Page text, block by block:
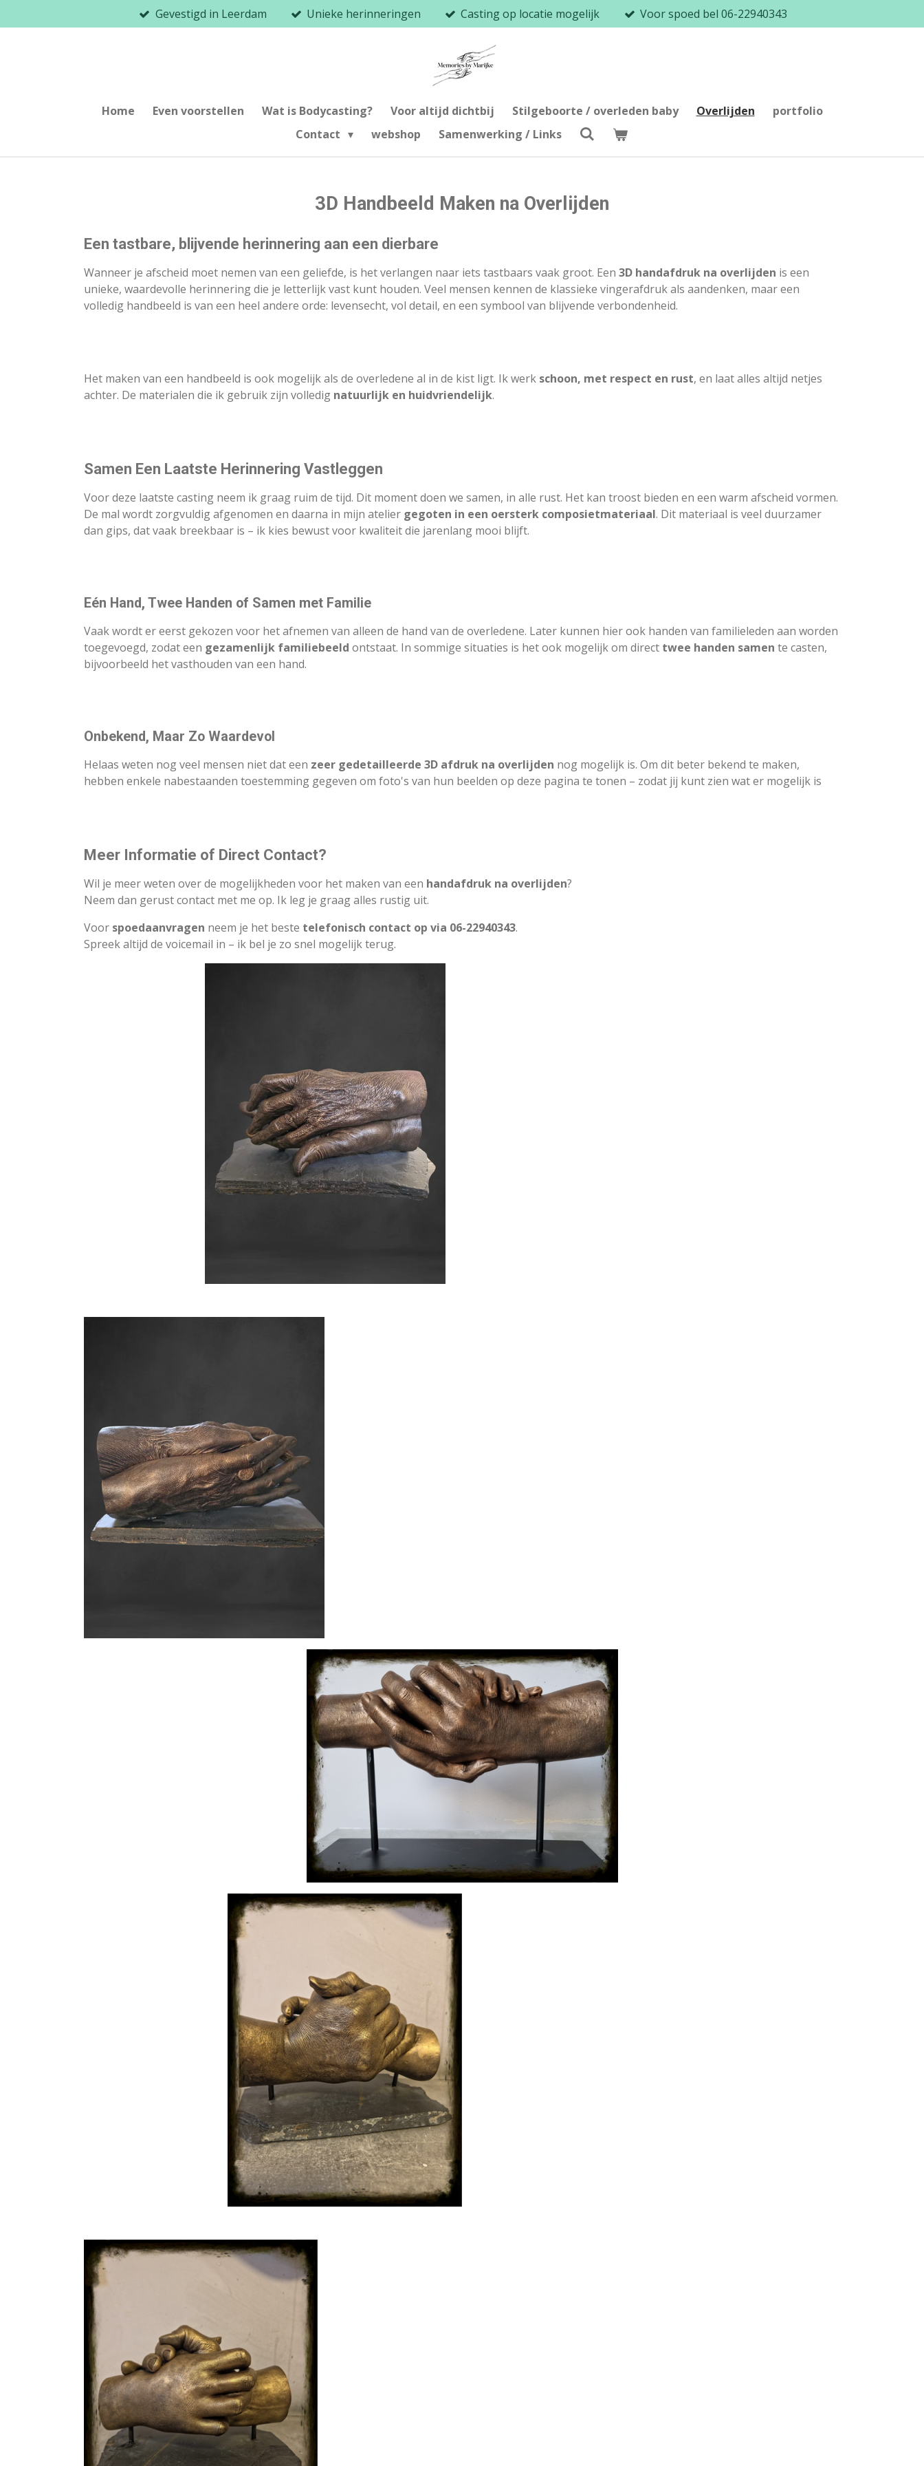
direct
Gevestigd in Leerdam Unieke herinneringen Casting op locatie mogelijk Voor spoed bel 06-22940343
Home Even voorstellen Wat is Bodycasting? Voor altijd dichtbij Stilgeboorte / overleden baby Overlijden
portfolio
Contact
webshop Samenwerking / Links
3D Handbeeld Maken na Overlijden
Een tastbare, blijvende herinnering aan een dierbare
Wanneer je afscheid moet nemen van een geliefde, is het verlangen naar iets tastbaars vaak groot. Een 3D handafdruk na overlijden is een
unieke, waardevolle herinnering die je letterlijk vast kunt houden. Veel mensen kennen de klassieke vingerafdruk als aandenken, maar een
volledig handbeeld is van een heel andere orde: levensecht, vol detail, en een symbool van blijvende verbondenheid.
Het maken van een handbeeld is ook mogelijk als de overledene al in de kist ligt. Ik werk schoon, met respect en rust, en laat alles altijd netjes
achter. De materialen die ik gebruik zijn volledig natuurlijk en huidvriendelijk.
Samen Een Laatste Herinnering Vastleggen
Voor deze laatste casting neem ik graag ruim de tijd. Dit moment doen we samen, in alle rust. Het kan troost bieden en een warm afscheid vormen.
De mal wordt zorgvuldig afgenomen en daarna in mijn atelier gegoten in een oersterk composietmateriaal. Dit materiaal is veel duurzamer
dan gips, dat vaak breekbaar is – ik kies bewust voor kwaliteit die jarenlang mooi blijft.
Eén Hand, Twee Handen of Samen met Familie
Vaak wordt er eerst gekozen voor het afnemen van alleen de hand van de overledene. Later kunnen hier ook handen van familieleden aan worden
toegevoegd, zodat een gezamenlijk familiebeeld ontstaat. In sommige situaties is het ook mogelijk om direct twee handen samen te casten,
bijvoorbeeld het vasthouden van een hand.
Onbekend, Maar Zo Waardevol
Helaas weten nog veel mensen niet dat een zeer gedetailleerde 3D afdruk na overlijden nog mogelijk is. Om dit beter bekend te maken,
hebben enkele nabestaanden toestemming gegeven om foto's van hun beelden op deze pagina te tonen – zodat jij kunt zien wat er mogelijk is
Meer Informatie of Direct Contact?
Wil je meer weten over de mogelijkheden voor het maken van een handafdruk na overlijden?
Neem dan gerust contact met me op. Ik leg je graag alles rustig uit.
Voor spoedaanvragen neem je het beste telefonisch contact op via 06-22940343.
Spreek altijd de voicemail in – ik bel je zo snel mogelijk terug.